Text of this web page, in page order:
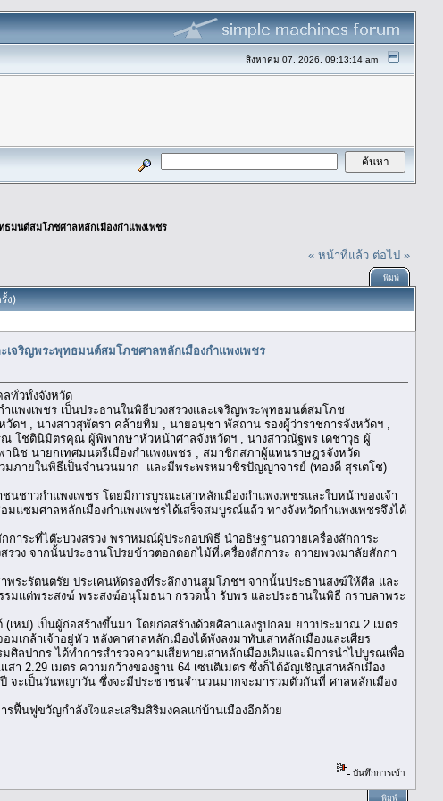
สิงหาคม 07, 2026, 09:13:14 am
มนต์สมโภชศาลหลักเมืองกำแพงเพชร
« หน้าที่แล้ว ต่อไป »
พิมพ์
ง)
เจริญพระพุทธมนต์สมโภชศาลหลักเมืองกำแพงเพชร
ลทั่วทั้งจังหวัด
แพงเพชร เป็นประธานในพิธีบวงสรวงและเจริญพระพุทธมนต์สมโภช
ฯ , นางสาวสุพัตรา คล้ายทิม , นายอนุชา พัสถาน รองผู้ว่าราชการจังหวัดฯ ,
ณ โชตินิมิตรคุณ ผู้พิพากษาหัวหน้าศาลจังหวัดฯ , นางสาวณัฐพร เดชาวุธ ผู้
ช นายกเทศมนตรีเมืองกำแพงเพชร , สมาชิกสภาผู้แทนราษฎรจังหวัด
มภายในพิธีเป็นจำนวนมาก และมีพระพรหมวชิรปัญญาจารย์ (ทองดี สุรเตโช)
ชาวกำแพงเพชร โดยมีการบูรณะเสาหลักเมืองกำแพงเพชรและใบหน้าของเจ้า
ซมศาลหลักเมืองกำแพงเพชรได้เสร็จสมบูรณ์แล้ว ทางจังหวัดกำแพงเพชรจึงได้
าระที่ไต๊ะบวงสรวง พราหมณ์ผู้ประกอบพิธี นำอธิษฐานถวายเครื่องสักการะ
วง จากนั้นประธานโปรยข้าวตอกดอกไม้ที่เครื่องสักการะ ถวายพวงมาลัยสักกา
ระรัตนตรัย ประเคนหัดรองที่ระลึกงานสมโภชฯ จากนั้นประธานสงฆ์ให้ศีล และ
แต่พระสงฆ์ พระสงฆ์อนุโมธนา กรวดน้ำ รับพร และประธานในพิธี กราบลาพระ
เหม่) เป็นผู้ก่อสร้างขึ้นมา โดยก่อสร้างด้วยศิลาแลงรูปกลม ยาวประมาณ 2 เมตร
กล้าเจ้าอยู่หัว หลังคาศาลหลักเมืองได้พังลงมาทับเสาหลักเมืองและเศียร
ปากร ได้ทำการสำรวจความเสียหายเสาหลักเมืองเดิมและมีการนำไปบูรณเพื่อ
2.29 เมตร ความกว้างของฐาน 64 เซนติเมตร ซึ่งก็ได้อัญเชิญเสาหลักเมือง
จะเป็นวันพญาวัน ซึ่งจะมีประชาชนจำนวนมากจะมารวมตัวกันที่ ศาลหลักเมือง
ฟื้นฟูขวัญกำลังใจและเสริมสิริมงคลแก่บ้านเมืองอีกด้วย
บันทึกการเข้า
พิมพ์